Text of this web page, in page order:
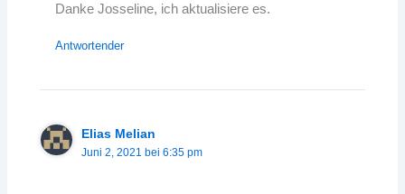
Danke Josseline, ich aktualisiere es.
Antwortender
Elias Melian
Juni 2, 2021 bei 6:35 pm